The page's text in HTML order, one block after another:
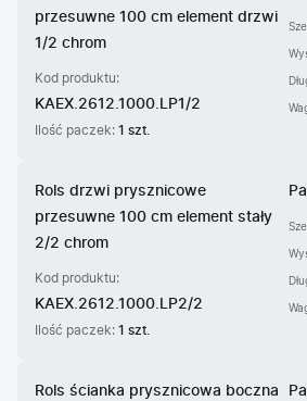
przesuwne 100 cm element drzwi
1/2 chrom
Kod produktu:
KAEX.2612.1000.LP1/2
Ilość paczek: 1 szt.
Rols drzwi prysznicowe
przesuwne 100 cm element stały
2/2 chrom
Kod produktu:
KAEX.2612.1000.LP2/2
Ilość paczek: 1 szt.
Rols ścianka prysznicowa boczna